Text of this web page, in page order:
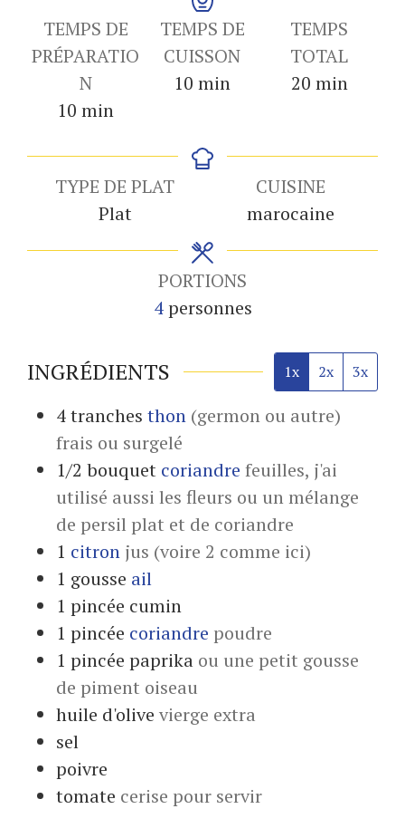
TEMPS DE
PRÉPARATIO
N
10 minutes
min
TEMPS DE
CUISSON
10 minutes
min
TEMPS
TOTAL
20minutes
min
TYPE DE PLAT
Plat
CUISINE
marocaine
PORTIONS
4 personnes
INGRÉDIENTS 1x 2x 3x
4tranches thon (germon ou autre)
frais ou surgelé
1/2 bouquet coriandre feuilles, j'ai
utilisé aussi les fleurs ou un mélange
de persil plat et de coriandre
1 citron jus (voire 2 comme ici)
1 gousse ail
1 pincée cumin
1 pincée coriandre poudre
1 pincée paprika ou une petit gousse
de piment oiseau
huile d'olive vierge extra
sel
poivre
tomate cerise pour servir